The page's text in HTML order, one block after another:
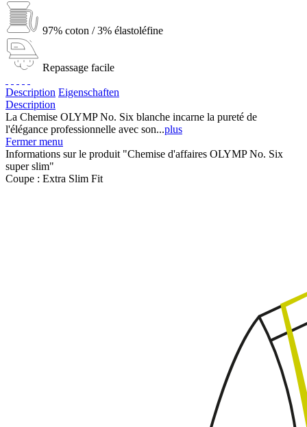
97% coton / 3% élastoléfine
Repassage facile
Description Eigenschaften
Description
La Chemise OLYMP No. Six blanche incarne la pureté de
l'élégance professionnelle avec son...plus
Fermer menu
Informations sur le produit "Chemise d'affaires OLYMP No. Six
super slim"
Coupe : Extra Slim Fit